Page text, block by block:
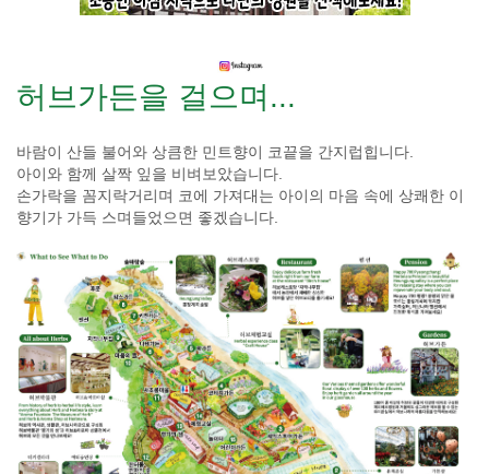
허브가든을 걸으며...
바람이 산들 불어와 상큼한 민트향이 코끝을 간지럽힙니다.
아이와 함께 살짝 잎을 비벼보았습니다.
손가락을 꼼지락거리며 코에 가져대는 아이의 마음 속에 상쾌한 이
향기가 가득 스며들었으면 좋겠습니다.